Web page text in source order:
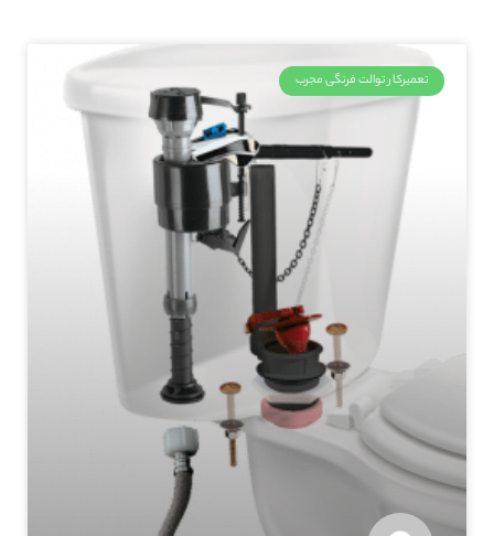
تعمیرکار توالت فرنگی مجرب